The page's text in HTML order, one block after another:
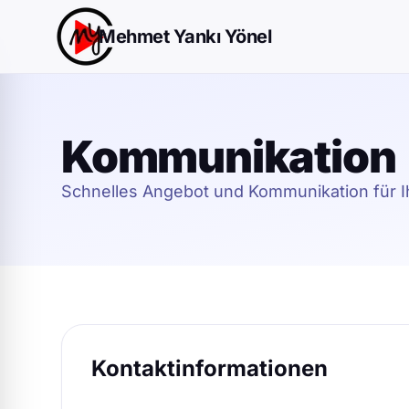
Mehmet Yankı Yönel
Kommunikation
Schnelles Angebot und Kommunikation für
Kontaktinformationen